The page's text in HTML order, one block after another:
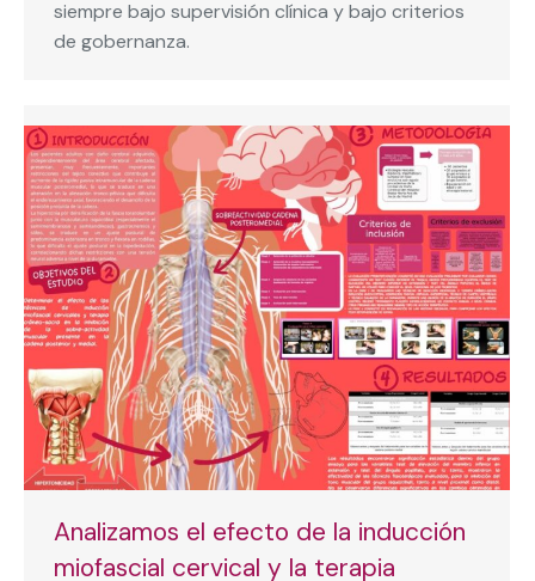
siempre bajo supervisión clínica y bajo criterios
de gobernanza.
Analizamos el efecto de la inducción
miofascial cervical y la terapia